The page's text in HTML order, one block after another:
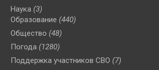
Наука (3)
Образование (440)
Общество (48)
Погода (1280)
Поддержка участников СВО (7)